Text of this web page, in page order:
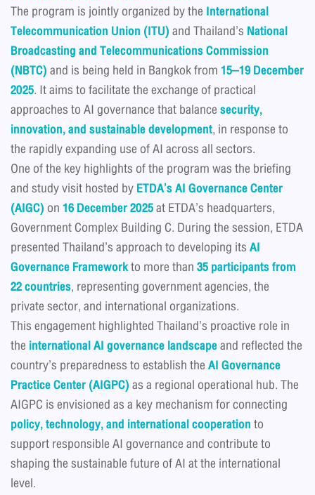
The program is jointly organized by the International
Telecommunication Union (ITU)and Thailand’s National
Broadcasting and Telecommunications Commission
(NBTC)and is being held in Bangkok from15–19 December
2025. It aims to facilitate the exchange of practical
approaches to AI governance that balancesecurity,
innovation, and sustainable development, in response to
the rapidly expanding use of AI across all sectors.
One of the key highlights of the program was the briefing
and study visit hosted byETDA’s AI Governance Center
(AIGC) on16 December 2025at ETDA’s headquarters,
Government Complex Building C. During the session, ETDA
presented Thailand’s approach to developing itsAI
Governance Frameworkto more than35 participants from
22 countries, representing government agencies, the
private sector, and international organizations.
This engagement highlighted Thailand’s proactive role in
the international AI governance landscapeand reflected the
country’s preparedness to establish theAI Governance
Practice Center (AIGPC)as a regional operational hub. The
AIGPC is envisioned as a key mechanism for connecting
policy, technology, and international cooperationto
support responsible AI governance and contribute to
shaping the sustainable future of AI at the international
level.